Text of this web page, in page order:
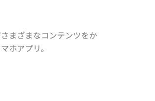
まざまなコンテンツをか
ホアプリ。